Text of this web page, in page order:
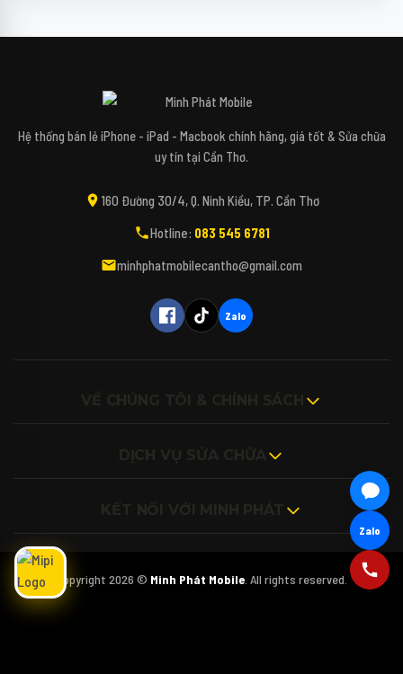
✕
Xin chào bạn! Mình là Mipi - Trợ lý công nghệ
AI của Minh Phát Mobile đây. 📱✨
Bạn đang tìm kiếm các dòng điện thoại,
máy tính, iPad hay các phụ kiện bao da, kính
(Bấm biểu tượng Micro để nói trực tiếp với
Zalo
Hệ thống bán lẻ iPhone - iPad - Macbook chính hãng, giá tốt & Sửa chữa
uy tín tại Cần Thơ.
160 Đường 30/4, Q. Ninh Kiều, TP. Cần Thơ
Hotline: 083 545 6781
minhphatmobilecantho@gmail.com
Zalo
Copyright 2026 © Minh Phát Mobile . All rights reserved.